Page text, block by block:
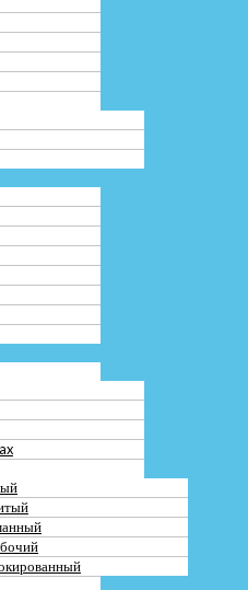
Старый
Старый
Разбитый
Сломанный
Нерабочий
Заблокированный
На запчасти
Заблокированный
Сломанный
Разбитый
Заблокированный
На запчасти